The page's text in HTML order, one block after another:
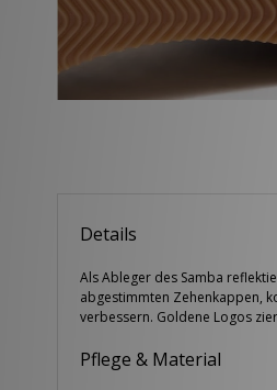
Details
Als Ableger des Samba
abgestimmten Zehenkappen,
verbessern. Goldene Logos
Pflege & Material